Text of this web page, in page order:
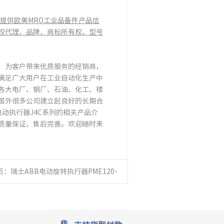
供欧美MRO工业品备件产品信
代理，品牌、商标所有权、型号
客户带来优质服务的经销商，
足广大用户在工业自动化生产中
大电厂、钢厂、石油、化工、楼
外很多公司建立起良好的长期合
动执行器J4C系列的相关产品介
量保证，售后完善。欢迎随时来
瑞士ABB电动旋转执行器PME120-